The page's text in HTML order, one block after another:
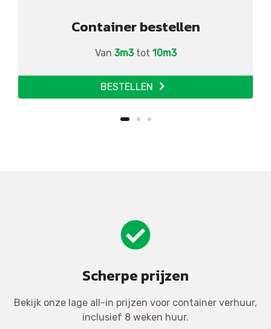
Container bestellen
Van 3m3 tot 10m3
BESTELLEN
Scherpe prijzen
Bekijk onze lage all-in prijzen voor container verhuur,
inclusief 8 weken huur.